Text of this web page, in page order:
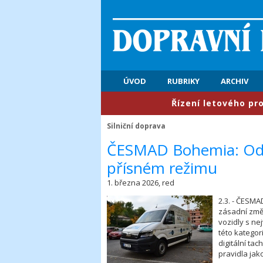
ÚVOD RUBRIKY ARCHIV
​Řízení letového
Silniční doprava
​ČESMAD Bohemia:
přísném režimu
1. března 2026, red
2.3. -
zásadní
vozidly s
této
digitální
pravidla